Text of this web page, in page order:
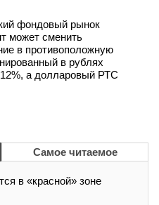
фондовый рынок
может сменить
в противоположную
в рублях
а долларовый РТС
Самое читаемое
в «красной» зоне